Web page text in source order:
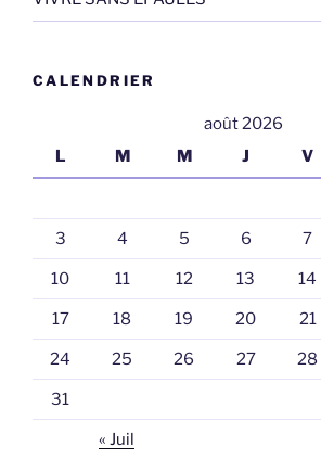
CALENDRIER
août 2026
L
M M J V
3 4 5 6 7
10 11 12 13 14
17 18 19 20 21
24 25 26 27 28
31
« Juil